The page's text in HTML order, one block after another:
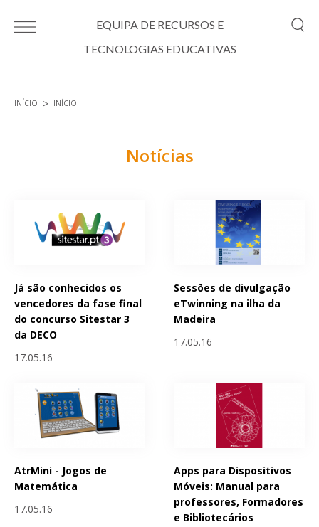
EQUIPA DE RECURSOS E
TECNOLOGIAS EDUCATIVAS
INÍCIO INÍCIO
Notícias
Já são conhecidos os
vencedores da fase final
do concurso Sitestar 3
da DECO
17.05.16
Sessões de divulgação
eTwinning na ilha da
Madeira
17.05.16
AtrMini - Jogos de
Matemática
17.05.16
Apps para Dispositivos
Móveis: Manual para
professores, Formadores
e Bibliotecários
Páginas